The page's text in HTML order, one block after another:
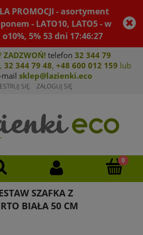
PROMOCJI - asortyment
- LATO10, LATO5 - w
5% 53dni 17:46:27
ZADZWOŃ! telefon 32 344 79
, 32 344 79 48, +48 600 012 159 lub
mail sklep@lazienki.eco
SIĘ ZALOGUJ SIĘ
SZAFKA Z
BIAŁA 50 CM